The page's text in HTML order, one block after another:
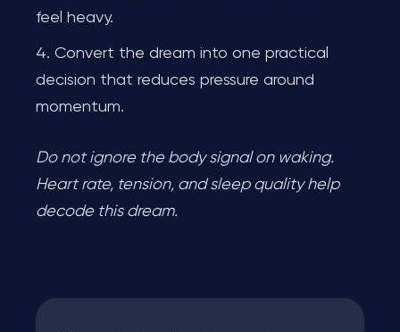
feel heavy.
Convert the dream into one practical
decision that reduces pressure around
momentum.
Do not ignore the body signal on waking.
Heart rate, tension, and sleep quality help
decode this dream.